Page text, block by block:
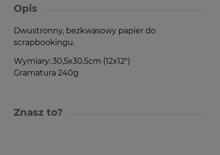
Opis
Dwustronny, bezkwasowy papier do
scrapbookingu.
Wymiary: 30,5x30,5cm (12x12")
Gramatura 240g
Znasz to?